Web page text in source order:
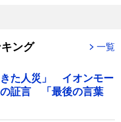
ング 一覧
きた人災」 イオンモー
の証言 「最後の言葉